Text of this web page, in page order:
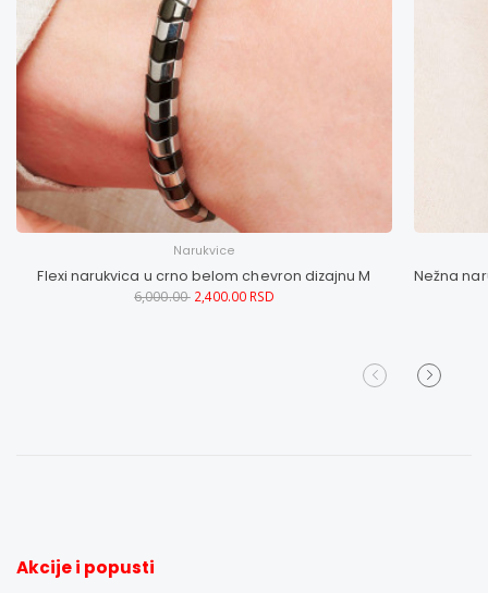
Narukvice
Flexi narukvica u crno belom chevron dizajnu M
6,000.00 2,400.00 RSD
Akcije i popusti